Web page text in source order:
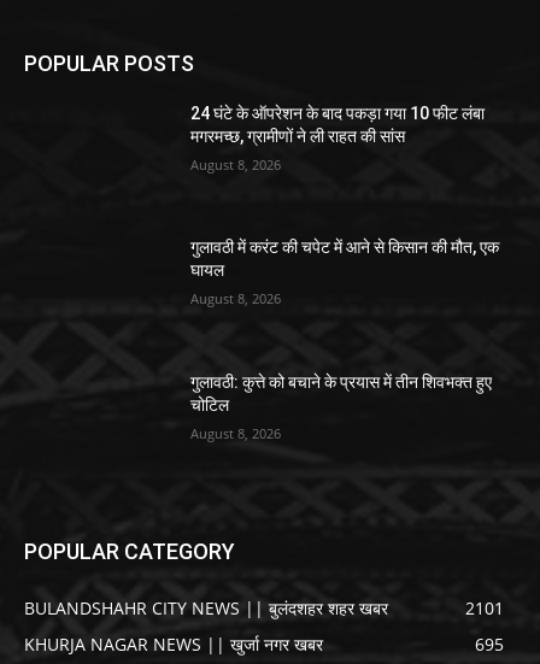
POPULAR POSTS
24 घंटे के ऑपरेशन के बाद पकड़ा गया 10 फीट लंबा
मगरमच्छ, ग्रामीणों ने ली राहत की सांस
August 8, 2026
गुलावठी में करंट की चपेट में आने से किसान की मौत, एक
घायल
August 8, 2026
गुलावठी: कुत्ते को बचाने के प्रयास में तीन शिवभक्त हुए
चोटिल
August 8, 2026
POPULAR CATEGORY
BULANDSHAHR CITY NEWS || बुलंदशहर शहर खबर
2101
KHURJA NAGAR NEWS || खुर्जा नगर खबर
695